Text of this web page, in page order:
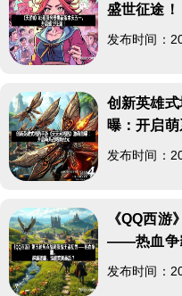
盛世征途！
发布时间：
创新英雄
曝：开启
发布时间：
《QQ西游
——热血争
发布时间：